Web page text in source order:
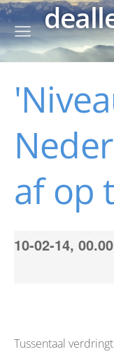
af op
10-02-14,
Tussentaal